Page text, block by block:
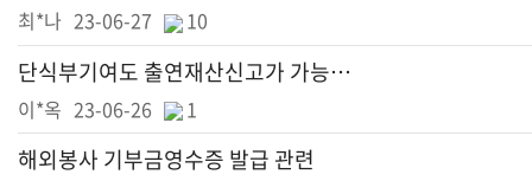
최*나 23-06-27 10
단식부기여도 출연재산신고가 가능한가요?
이*옥 23-06-26 1
해외봉사 기부금영수증 발급 관련